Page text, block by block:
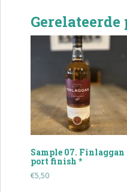
Sample 07. Finlaggan
port finish *
€5,50